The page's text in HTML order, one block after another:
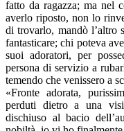
fatto da ragazza; ma nel
averlo riposto, non lo
di trovarlo, mandò l’altro
fantasticare; chi poteva
suoi adoratori, per
persona di servizio a
temendo che venissero a
«Fronte adorata,
perduti dietro a una
dischiuso al bacio